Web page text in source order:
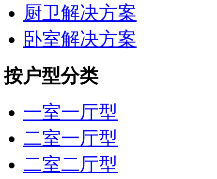
厨卫解决方案
卧室解决方案
按户型分类
一室一厅型
二室一厅型
二室二厅型